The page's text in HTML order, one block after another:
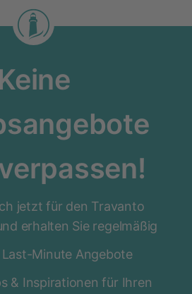
Keine
jetzt für den Travanto
erhalten Sie regelmäßig
Last-Minute Angebote
& Inspirationen für Ihren